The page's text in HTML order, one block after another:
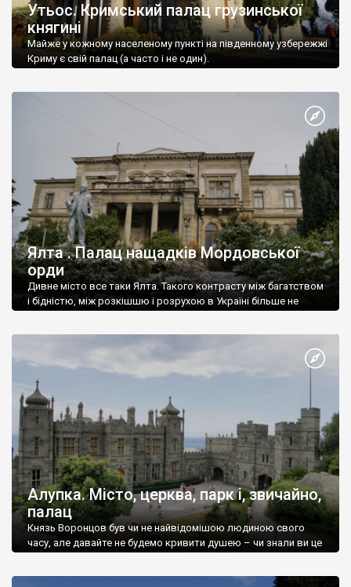
Утьос. Кримський палац грузинської
княгині
Майже у кожному населеному пункті на південному узбережжі
Криму є свій палац (а часто і не один).
Ялта . Палац нащадків Мордовської
орди
Дивне місто все таки Ялта. Такого контрасту між багатством
і бідністю, між розкішшю і розрухою в Україні більше не
Алупка. Місто, церква, парк і, звичайно,
палац
Князь Воронцов був чи не найвідомішою людиною свого
часу, але давайте не будемо кривити душею – чи знали ви це